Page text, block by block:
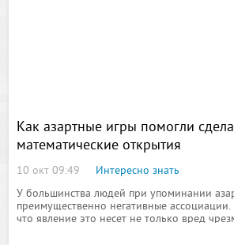
Как азартные игры помогли
математические открытия
10 окт 09:49
Интересно знать
У большинства людей при упоминании
преимущественно негативные ассоциации.
что явление это несет не только вред